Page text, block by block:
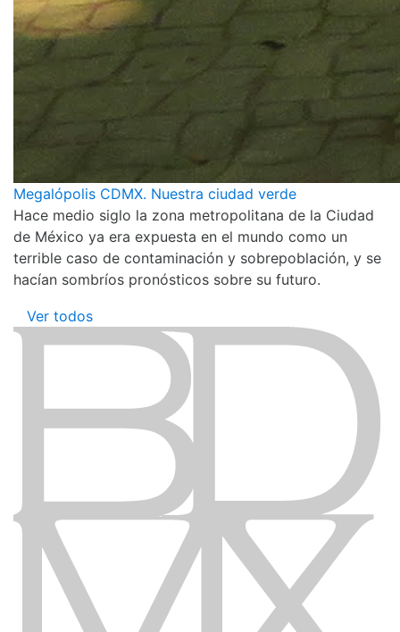
Megalópolis CDMX. Nuestra ciudad verde
Hace medio siglo la zona metropolitana de la Ciudad
de México ya era expuesta en el mundo como un
terrible caso de contaminación y sobrepoblación, y se
hacían sombríos pronósticos sobre su futuro.
Ver todos